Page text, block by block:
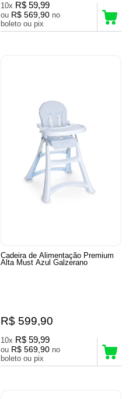
10x R$ 59,99
ou R$ 569,90 no
boleto ou pix
Cadeira de Alimentação Premium
Alta Must Azul Galzerano
R$ 599,90
10x R$ 59,99
ou R$ 569,90 no
boleto ou pix